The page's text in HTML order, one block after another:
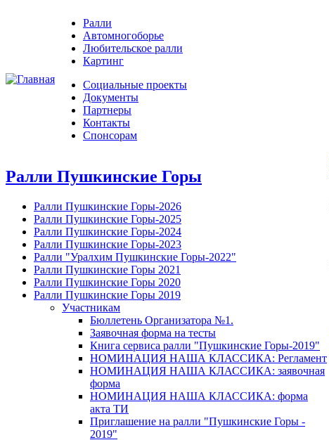
Ралли
Автомногоборье
Любительское ралли
Картинг
Социальные проекты
Документы
Партнеры
Контакты
Спонсорам
Ралли Пушкинские Горы
Ралли Пушкинские Горы-2026
Ралли Пушкинские Горы-2025
Ралли Пушкинские Горы-2024
Ралли Пушкинские Горы-2023
Ралли "Уралхим Пушкинские Горы-2022"
Ралли Пушкинские Горы 2021
Ралли Пушкинские Горы 2020
Ралли Пушкинские Горы 2019
Участникам
Бюллетень Организатора №1.
Заявочная форма на тесты
Книга сервиса ралли "Пушкинские Горы-2019"
НОМИНАЦИЯ НАША КЛАССИКА: Регламент
НОМИНАЦИЯ НАША КЛАССИКА: заявочная
форма
НОМИНАЦИЯ НАША КЛАССИКА: форма
акта ТИ
Приглашение на ралли "Пушкинские Горы -
2019"